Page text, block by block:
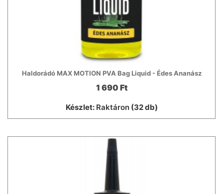
Haldorádó MAX MOTION PVA Bag Liquid - Édes Ananász
1 690 Ft
Készlet: Raktáron(32 db)